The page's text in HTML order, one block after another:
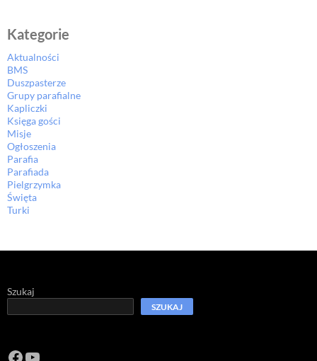
Kategorie
Aktualności
BMS
Duszpasterze
Grupy parafialne
Kapliczki
Księga gości
Misje
Ogłoszenia
Parafia
Parafiada
Pielgrzymka
Święta
Turki
Szukaj
SZUKAJ
Facebook
https://www.youtube.com/channel/